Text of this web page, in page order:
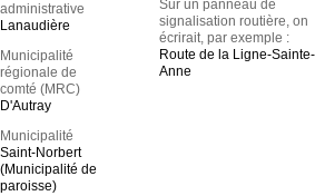
administrative
Lanaudière
Municipalité
régionale de
comté (MRC)
D'Autray
Municipalité
Saint-Norbert
(Municipalité de
paroisse)
Sur un panneau de
signalisation routière, on
écrirait, par exemple :
Route de la Ligne-Sainte-
Anne